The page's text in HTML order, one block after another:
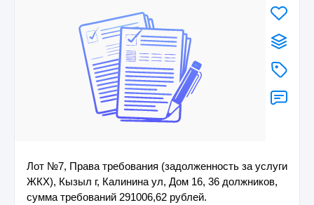
Лот №7, Права требования (задолженность за услуги
ЖКХ), Кызыл г, Калинина ул, Дом 16, 36 должников,
сумма требований 291006,62 рублей.